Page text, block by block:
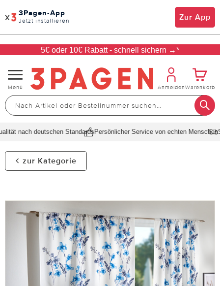
x 3Pagen-App
Jetzt installieren Zur App
5€ oder 10€ Rabatt - schnell sichern →*
Navigation
umschalten
Menü AnmeldenWarenkorb
nach deutschen StandardsPersönlicher Service von echten Menschen
zur Kategorie